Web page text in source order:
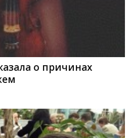
о причинах